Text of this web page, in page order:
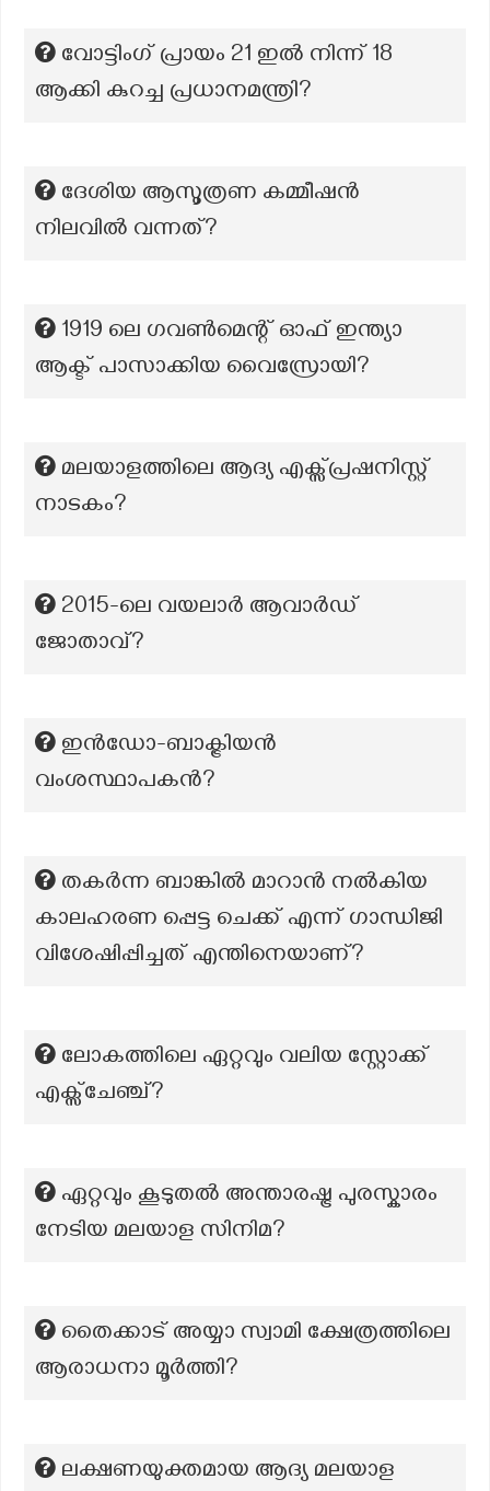
വോട്ടിംഗ് പ്രായം 21 ഇൽ നിന്ന് 18
ആക്കി കുറച്ച പ്രധാനമന്ത്രി?
ദേശിയ ആസൂത്രണ കമ്മീഷന്‍
നിലവില്‍ വന്നത്?
1919 ലെ ഗവൺമെന്റ് ഓഫ് ഇന്ത്യാ
ആക്ട് പാസാക്കിയ വൈസ്രോയി?
മലയാളത്തിലെ ആദ്യ എക്സ്പ്രഷനിസ്റ്റ്
നാടകം?
2015-ലെ വയലാര്‍ ആവാര്‍ഡ്
ജോതാവ്?
ഇൻഡോ-ബാക്ട്രിയൻ
വംശസ്ഥാപകൻ?
തകര്‍ന്ന ബാങ്കില്‍ മാറാന്‍ നല്‍കിയ
കാലഹരണ പ്പെട്ട ചെക്ക് എന്ന് ഗാന്ധിജി
വിശേഷിപ്പിച്ചത്‌ എന്തിനെയാണ്?
ലോകത്തിലെ ഏറ്റവും വലിയ സ്റ്റോക്ക്
എക്സ്ചേഞ്ച്?
ഏറ്റവും കൂടുതൽ അന്താരഷ്ട്ര പുരസ്കാരം
നേടിയ മലയാള സിനിമ?
തൈക്കാട് അയ്യാ സ്വാമി ക്ഷേത്രത്തിലെ
ആരാധനാ മൂർത്തി?
ലക്ഷണയുക്തമായ ആദ്യ മലയാള